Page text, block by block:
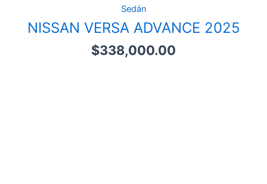
Sedán
NISSAN VERSA ADVANCE 2025
$338,000.00